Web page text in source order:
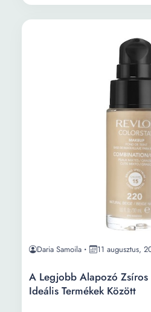
Daria Samoila 11 augusztus,
A Legjobb Alapozó
Ideális Termékek Között